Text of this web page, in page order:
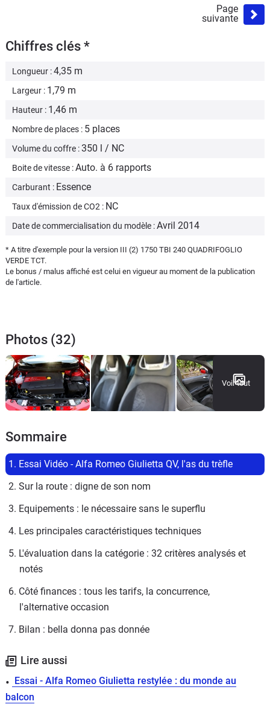
Page
suivante
Chiffres clés *
Longueur :4,35 m
Largeur : 1,79 m
Hauteur : 1,46 m
Nombre de places : 5 places
Volume du coffre :350 l / NC
Boite de vitesse :Auto. à 6 rapports
Carburant : Essence
Taux d'émission de CO2 : NC
Date de commercialisation du modèle :Avril 2014
* A titre d'exemple pour la version III (2) 1750 TBI 240 QUADRIFOGLIO
VERDE TCT.
Le bonus / malus affiché est celui en vigueur au moment de la publication
de l'article.
Photos (32)
Voir tout
Sommaire
1. Essai Vidéo - Alfa Romeo Giulietta QV, l'as du trèfle
2. Sur la route : digne de son nom
3. Equipements : le nécessaire sans le superflu
4. Les principales caractéristiques techniques
5. L'évaluation dans la catégorie : 32 critères analysés et
notés
6. Côté finances : tous les tarifs, la concurrence,
l'alternative occasion
7. Bilan : bella donna pas donnée
Lire aussi
Essai - Alfa Romeo Giulietta restylée : du monde au
balcon